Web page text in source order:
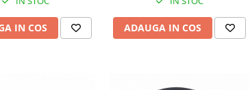
IN COS ADAUGA IN COS